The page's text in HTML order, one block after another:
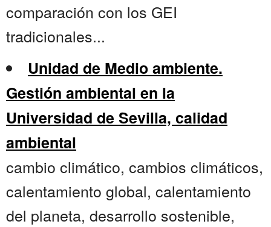
comparación con los GEI
tradicionales...
Unidad de Medio ambiente.
Gestión ambiental en la
Universidad de Sevilla, calidad
ambiental
cambio climático, cambios climáticos,
calentamiento global, calentamiento
del planeta, desarrollo sostenible,